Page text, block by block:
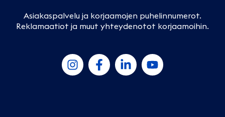
Asiakaspalvelu ja korjaamojen puhelinnumerot.
Reklamaatiot ja muut yhteydenotot korjaamoihin.